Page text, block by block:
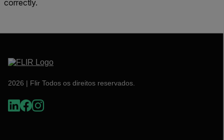
correctly.
2026 | Flir Todos os direitos reservados.